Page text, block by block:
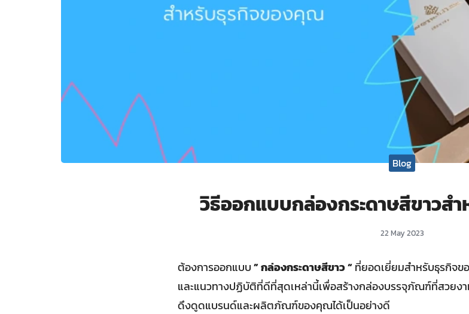
Blog
วิธีออกแบบกล่องกระดาษสีขาวส
22 May 2023
ต้องการออกแบบ” กล่องกระดาษสีขาว “ที่ยอดเยี่ยมสำหรับธุรกิจ
และแนวทางปฏิบัติที่ดีที่สุดเหล่านี้เพื่อสร้างกล่องบรรจุภัณฑ์ที่สวยงา
ดึงดูดแบรนด์และผลิตภัณฑ์ของคุณได้เป็นอย่างดี